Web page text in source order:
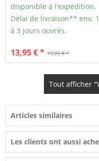
disponible à l'expédition,
Délai de livraison** env. 1
à 3 jours ouvrés.
15,95 € *
13,95 € *
Tout afficher
Articles similaires
Les clients ont aussi